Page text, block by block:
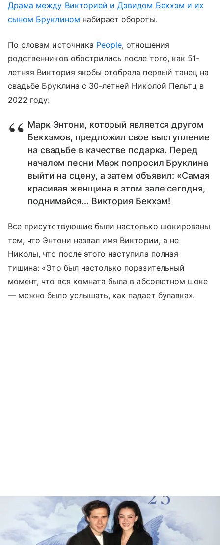
Драма между Викторией и Дэвидом Бекхэм и их
сыном Бруклином набирает обороты.
По словам источника People, отношения
родственников обострились после того, как 51-
летняя Виктория якобы отобрала первый танец на
свадьбе Бруклина с 30-летней Николой Пельтц в
2022 году:
Марк Энтони, который является другом
Бекхэмов, предложил свое выступление
на свадьбе в качестве подарка. Перед
началом песни Марк попросил Бруклина
выйти на сцену, а затем объявил: «Самая
красивая женщина в этом зале сегодня,
поднимайся... Виктория Бекхэм!
Все присутствующие были настолько шокированы
тем, что Энтони назвал имя Виктории, а не
Николы, что после этого наступила полная
тишина: «Это был настолько поразительный
момент, что вся комната была в абсолютном шоке
— можно было услышать, как падает булавка».